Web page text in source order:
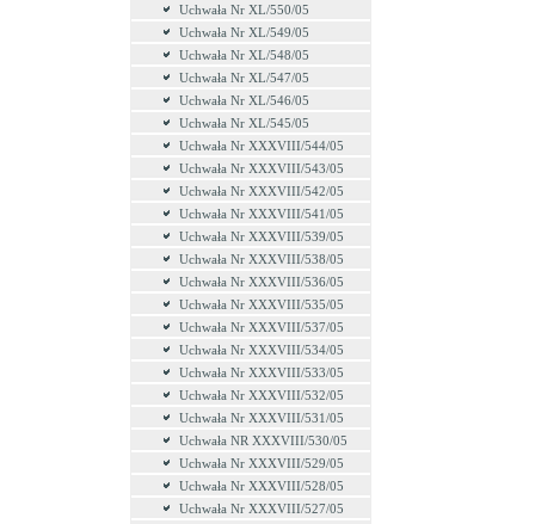
Uchwała Nr XL/550/05
Uchwała Nr XL/549/05
Uchwała Nr XL/548/05
Uchwała Nr XL/547/05
Uchwała Nr XL/546/05
Uchwała Nr XL/545/05
Uchwała Nr XXXVIII/544/05
Uchwała Nr XXXVIII/543/05
Uchwała Nr XXXVIII/542/05
Uchwała Nr XXXVIII/541/05
Uchwała Nr XXXVIII/539/05
Uchwała Nr XXXVIII/538/05
Uchwała Nr XXXVIII/536/05
Uchwała Nr XXXVIII/535/05
Uchwała Nr XXXVIII/537/05
Uchwała Nr XXXVIII/534/05
Uchwała Nr XXXVIII/533/05
Uchwała Nr XXXVIII/532/05
Uchwała Nr XXXVIII/531/05
Uchwała NR XXXVIII/530/05
Uchwała Nr XXXVIII/529/05
Uchwała Nr XXXVIII/528/05
Uchwała Nr XXXVIII/527/05